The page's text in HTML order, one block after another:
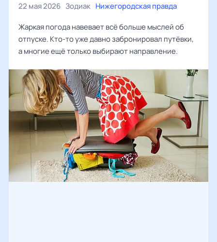
22 мая 2026 Зодиак Нижегородская правда
Жаркая погода навевает всё больше мыслей об
отпуске. Кто-то уже давно забронировал путёвки,
а многие ещё только выбирают направление.